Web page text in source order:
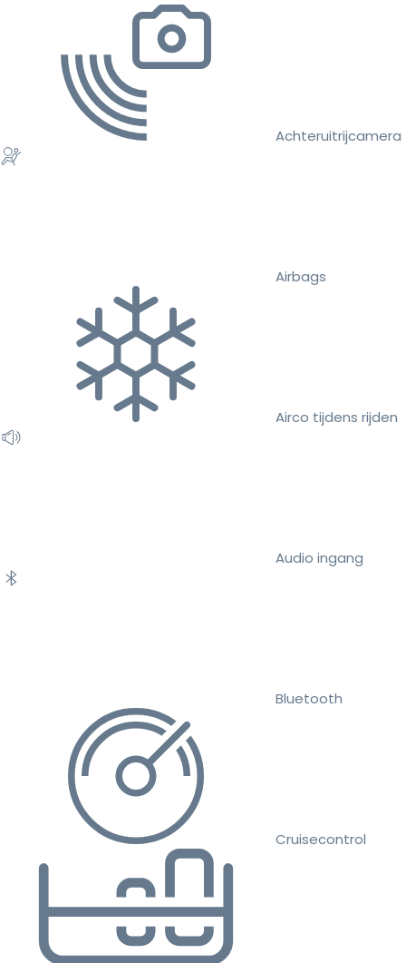
Achteruitrijcamera
Airbags
Airco tijdens rijden
Audio ingang
Bluetooth
Cruisecontrol